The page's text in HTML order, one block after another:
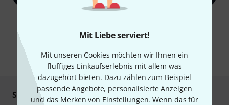
Mit Liebe serviert!
Mit unseren Cookies möchten wir Ihnen ein
fluffiges Einkaufserlebnis mit allem was
dazugehört bieten. Dazu zählen zum Beispiel
passende Angebote, personalisierte Anzeigen
und das Merken von Einstellungen. Wenn das für
Abmeldung ist jederzeit möglich. Weitere Informationen finden Sie in
* Pflichtfeld
Sicher einkaufen & bezahlen